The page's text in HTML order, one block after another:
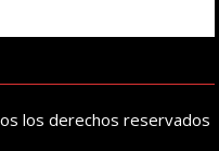
los derechos reservados